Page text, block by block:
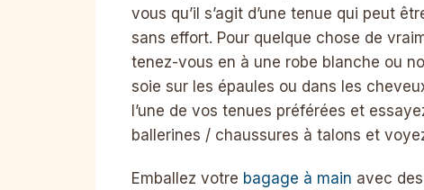
vous qu’il s’agit d’une tenue qui peut
sans effort. Pour quelque chose de
tenez-vous en à une robe blanche ou
soie sur les épaules ou dans les
l’une de vos tenues préférées et
ballerines / chaussures à talons et
Emballez votre bagage à main avec